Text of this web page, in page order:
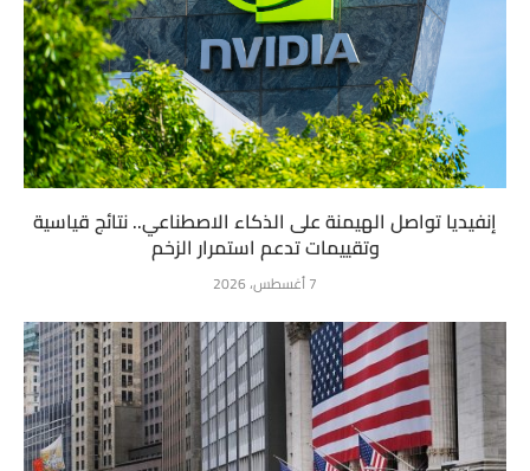
إنفيديا تواصل الهيمنة على الذكاء الاصطناعي.. نتائج قياسية
وتقييمات تدعم استمرار الزخم
7 أغسطس، 2026